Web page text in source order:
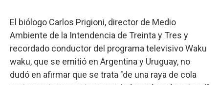
El biólogo Carlos Prigioni, director de Medio
Ambiente de la Intendencia de Treinta y Tres y
recordado conductor del programa televisivo Waku
waku, que se emitió en Argentina y Uruguay, no
dudó en afirmar que se trata "de una raya de cola